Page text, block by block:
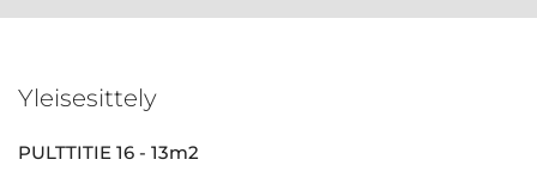
Yleisesittely
PULTTITIE 16 - 13m2